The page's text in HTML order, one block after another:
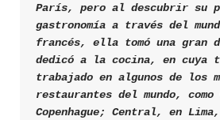
París, pero al descubrir su
gastronomía a través del
francés, ella tomó una gran
dedicó a la cocina, en cuya
trabajado en algunos de los
restaurantes del mundo, como
Copenhague; Central, en